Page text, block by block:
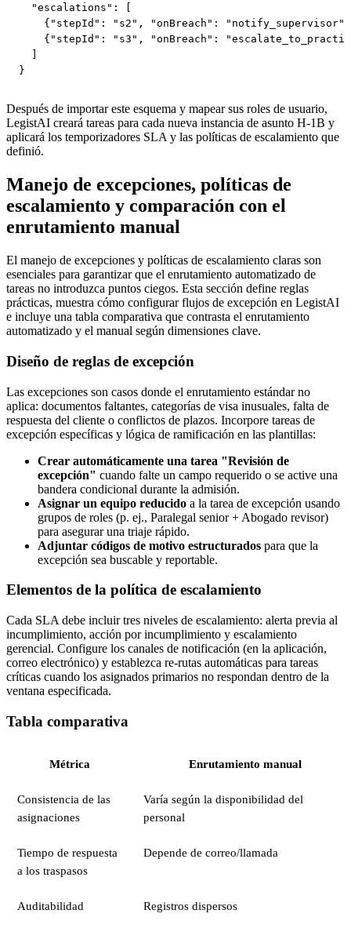
  "escalations": [
{"stepId": "s2", "onBreach":
{"stepId": "s3", "onBreach":
}
Después de importar este esquema y mapear sus roles de usuario,
LegistAI creará tareas para cada nueva instancia de asunto H‑1B y
aplicará los temporizadores SLA y las políticas de escalamiento que
definió.
Manejo de excepciones, políticas de
escalamiento y comparación con el
enrutamiento manual
El manejo de excepciones y políticas de escalamiento claras son
esenciales para garantizar que el enrutamiento automatizado de
tareas no introduzca puntos ciegos. Esta sección define reglas
prácticas, muestra cómo configurar flujos de excepción en LegistAI
e incluye una tabla comparativa que contrasta el enrutamiento
automatizado y el manual según dimensiones clave.
Diseño de reglas de excepción
Las excepciones son casos donde el enrutamiento estándar no
aplica: documentos faltantes, categorías de visa inusuales, falta de
respuesta del cliente o conflictos de plazos. Incorpore tareas de
excepción específicas y lógica de ramificación en las plantillas:
Crear automáticamente una tarea "Revisión de
excepción" cuando falte un campo requerido o se active una
bandera condicional durante la admisión.
Asignar un equipo reducido a la tarea de excepción usando
grupos de roles (p. ej., Paralegal senior + Abogado revisor)
para asegurar una triaje rápido.
Adjuntar códigos de motivo estructurados para que la
excepción sea buscable y reportable.
Elementos de la política de escalamiento
Cada SLA debe incluir tres niveles de escalamiento: alerta previa al
incumplimiento, acción por incumplimiento y escalamiento
gerencial. Configure los canales de notificación (en la aplicación,
correo electrónico) y establezca re‑rutas automáticas para tareas
críticas cuando los asignados primarios no respondan dentro de la
ventana especificada.
Tabla comparativa
Métrica Enrutamiento manual
Consistencia de las
asignaciones
Varía según la disponibilidad del
personal
Tiempo de respuesta
a los traspasos
Depende de correo/llamada
Auditabilidad Registros dispersos